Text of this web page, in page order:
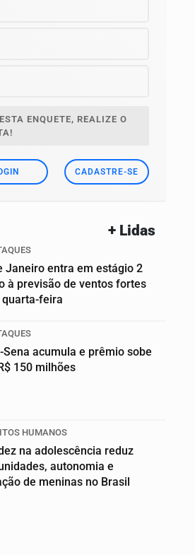
ENQUETE, REALIZE O
CADASTRE-SE
+ Lidas
Janeiro entra em estágio 2
à previsão de ventos fortes
quarta-feira
Sena acumula e prêmio sobe
150 milhões
HUMANOS
na adolescência reduz
autonomia e
de meninas no Brasil